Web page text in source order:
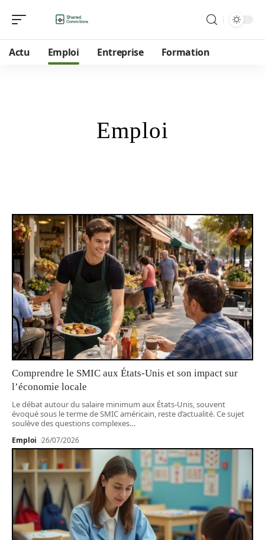
Actu Emploi Entreprise Formation
Emploi
Comprendre le SMIC aux États-Unis et son impact sur
l’économie locale
Le débat autour du salaire minimum aux États-Unis, souvent
évoqué sous le terme de SMIC américain, reste d’actualité. Ce sujet
soulève des questions complexes…
Emploi 26/07/2026